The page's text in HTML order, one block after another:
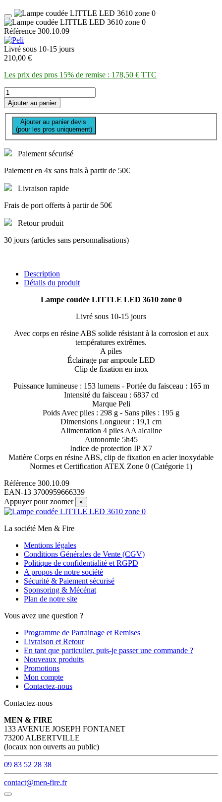
Référence 300.10.09
Livré sous 10-15 jours
210,00 €
Les prix des pros 15% de remise : 178,50 € TTC
Ajouter au panier
Ajouter au panier devis
(pour les pros uniquement)
Paiement sécurisé
Paiement en 4x sans frais à partir de 50€
Livraison rapide
Frais de port offerts à partir de 50€
Retour produit
30 jours (articles sans personnalisations)
Description
Détails du produit
Lampe coudée LITTLE LED 3610 zone 0
Livré sous 10-15 jours
Avec corps en résine ABS solide résistant à la corrosion et aux
températures extrêmes.
A piles
Éclairage par ampoule LED
Clip de fixation en inox
Puissance lumineuse : 153 lumens - Portée du faisceau : 165 m
Intensité du faisceau : 6837 cd
Marque Peli
Poids Avec piles : 298 g - Sans piles : 195 g
Dimensions Longueur : 19,1 cm
Alimentation 4 piles AA alcaline
Autonomie 5h45
Indice de protection IP X7
Matière Corps en résine ABS, clip de fixation en acier inoxydable
Normes et Certification ATEX Zone 0 (Catégorie 1)
Référence 300.10.09
EAN-13 3700959666339
Appuyer pour zoomer
×
La société Men & Fire
Mentions légales
Conditions Générales de Vente (CGV)
Politique de confidentialité et RGPD
A propos de notre société
Sécurité & Paiement sécurisé
Sponsoring & Mécénat
Plan de notre site
Vous avez une question ?
Programme de Parrainage et Remises
Livraison et Retour
En tant que particulier, puis-je passer une commande ?
Nouveaux produits
Promotions
Mon compte
Contactez-nous
Contactez-nous
MEN & FIRE
133 AVENUE JOSEPH FONTANET
73200 ALBERTVILLE
(locaux non ouverts au public)
09 83 52 28 38
contact@men-fire.fr